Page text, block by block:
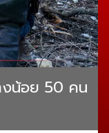
งน้อย 50 คน